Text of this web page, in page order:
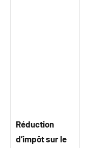
Réduction
d’impôt sur le